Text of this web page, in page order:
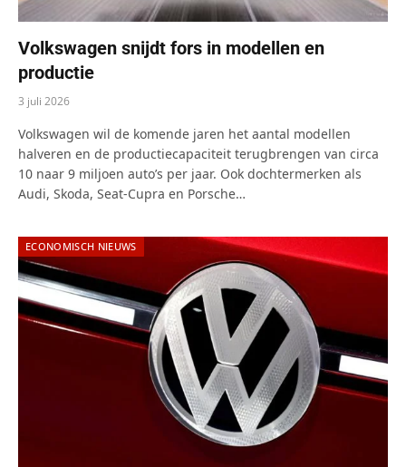
Volkswagen snijdt fors in modellen en
productie
3 juli 2026
Volkswagen wil de komende jaren het aantal modellen
halveren en de productiecapaciteit terugbrengen van circa
10 naar 9 miljoen auto’s per jaar. Ook dochtermerken als
Audi, Skoda, Seat-Cupra en Porsche…
ECONOMISCH NIEUWS